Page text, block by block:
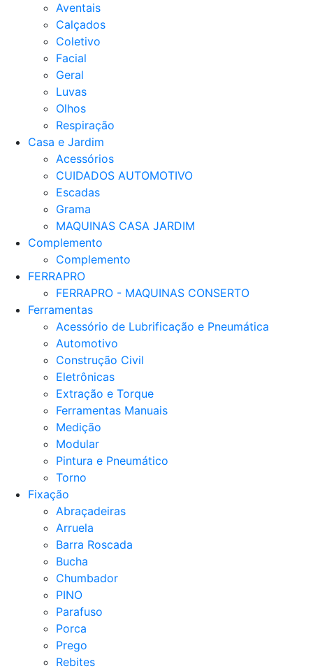
Aventais
Calçados
Coletivo
Facial
Geral
Luvas
Olhos
Respiração
Casa e Jardim
Acessórios
CUIDADOS AUTOMOTIVO
Escadas
Grama
MAQUINAS CASA JARDIM
Complemento
Complemento
FERRAPRO
FERRAPRO - MAQUINAS CONSERTO
Ferramentas
Acessório de Lubrificação e Pneumática
Automotivo
Construção Civil
Eletrônicas
Extração e Torque
Ferramentas Manuais
Medição
Modular
Pintura e Pneumático
Torno
Fixação
Abraçadeiras
Arruela
Barra Roscada
Bucha
Chumbador
PINO
Parafuso
Porca
Prego
Rebites